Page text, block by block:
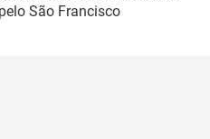
São Francisco